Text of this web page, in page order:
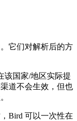
它们对解析后的方
该国家/地区实际提
道不会生效，但也
Bird 可以一次性在